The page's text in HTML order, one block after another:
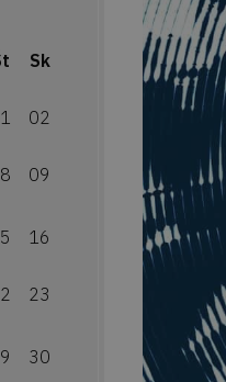
Sk
02
09
16
23
30